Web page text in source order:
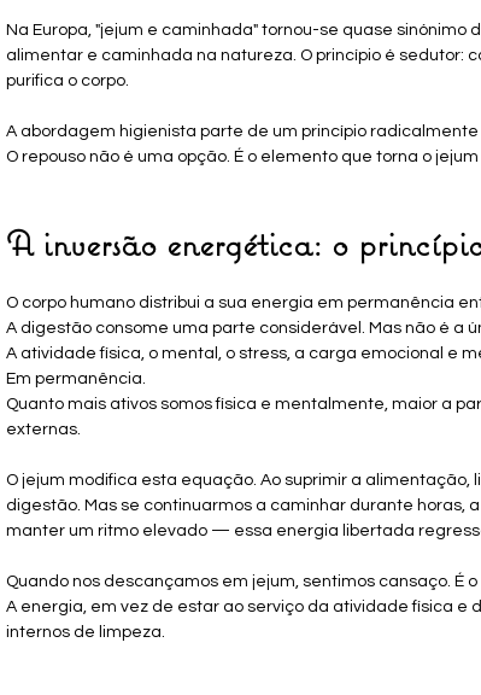
Na Europa, "jejum e caminhada" tornou-se quase sinónimo
alimentar e caminhada na natureza. O princípio é sedutor:
purifica o corpo.
A abordagem higienista parte de um princípio
O repouso não é uma opção. É o elemento que torna o
A inversão energética: o
O corpo humano distribui a sua energia em permanência
A digestão consome uma parte considerável. Mas não é a
A atividade física, o mental, o stress, a carga emocional e
Em permanência.
Quanto mais ativos somos física e mentalmente, maior a
externas.
O jejum modifica esta equação. Ao suprimir a
digestão. Mas se continuarmos a caminhar durante horas,
manter um ritmo elevado — essa energia libertada
Quando nos descançamos em jejum, sentimos cansaço. É
A energia, em vez de estar ao serviço da atividade física e
internos de limpeza.